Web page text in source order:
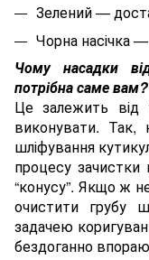
Зелений —
Чорна насічка
Чому насадки
потрібна саме вам?
Це залежить від
виконувати. Так,
шліфування
процесу
“конусу”. Якщо ж
очистити грубу
задачею
бездоганно